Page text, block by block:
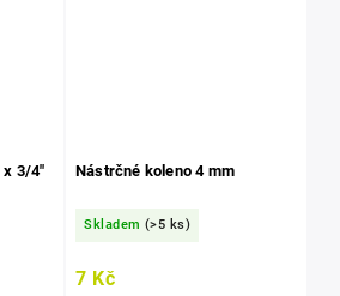
x 3/4"
Nástrčné koleno 4 mm
Skladem (>5 ks)
7 Kč